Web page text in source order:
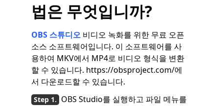
법은 무엇입니까?
OBS 스튜디오 비디오 녹화를 위한 무료 오픈
소스 소프트웨어입니다. 이 소프트웨어를 사
용하여 MKV에서 MP4로 비디오 형식을 변환
할 수 있습니다. https://obsproject.com/에
서 다운로드할 수 있습니다.
OBS Studio를 실행하고 파일 메뉴를